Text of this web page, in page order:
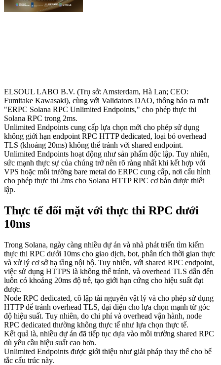
ELSOUL LABO B.V. (Trụ sở: Amsterdam, Hà Lan; CEO:
Fumitake Kawasaki), cùng với Validators DAO, thông báo ra mắt
"ERPC Solana RPC Unlimited Endpoints," cho phép thực thi
Solana RPC trong 2ms.
Unlimited Endpoints cung cấp lựa chọn mới cho phép sử dụng
không giới hạn endpoint RPC HTTP dedicated, loại bỏ overhead
TLS (khoảng 20ms) không thể tránh với shared endpoint.
Unlimited Endpoints hoạt động như sản phẩm độc lập. Tuy nhiên,
sức mạnh thực sự của chúng trở nên rõ ràng nhất khi kết hợp với
VPS hoặc môi trường bare metal do ERPC cung cấp, nơi cấu hình
cho phép thực thi 2ms cho Solana HTTP RPC cơ bản được thiết
lập.
Thực tế đối mặt với thực thi RPC dưới
10ms
Trong Solana, ngày càng nhiều dự án và nhà phát triển tìm kiếm
thực thi RPC dưới 10ms cho giao dịch, bot, phân tích thời gian thực
và xử lý cơ sở hạ tầng nội bộ. Tuy nhiên, với shared RPC endpoint,
việc sử dụng HTTPS là không thể tránh, và overhead TLS dẫn đến
luôn có khoảng 20ms độ trễ, tạo giới hạn cứng cho hiệu suất đạt
được.
Node RPC dedicated, cô lập tài nguyên vật lý và cho phép sử dụng
HTTP để tránh overhead TLS, đại diện cho lựa chọn mạnh từ góc
độ hiệu suất. Tuy nhiên, do chi phí và overhead vận hành, node
RPC dedicated thường không thực tế như lựa chọn thực tế.
Kết quả là, nhiều dự án đã tiếp tục dựa vào môi trường shared RPC
dù yêu cầu hiệu suất cao hơn.
Unlimited Endpoints được giới thiệu như giải pháp thay thế cho bế
tắc cấu trúc này.